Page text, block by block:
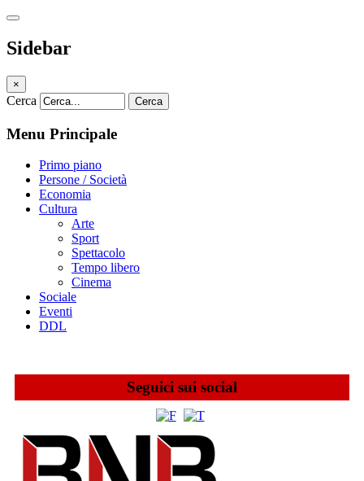
Sidebar
×
Cerca Cerca
Menu Principale
Primo piano
Persone / Società
Economia
Cultura
Arte
Sport
Spettacolo
Tempo libero
Cinema
Sociale
Eventi
DDL
Seguici sui social